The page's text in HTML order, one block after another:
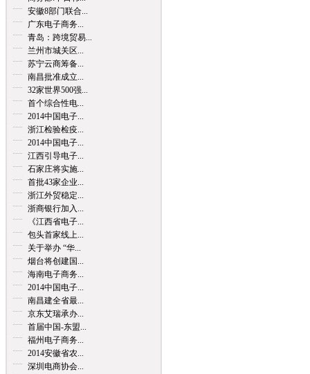
安徽8部门联合...
广东电子商务...
青岛：跨境贸易...
兰州市城关区...
苏宁云商筹备...
南昌批准成立...
32家世界500强...
首个综合性电...
2014中国电子...
浙江检验检疫...
2014中国电子...
江西引导电子...
石家庄将实施...
首批43家企业...
浙江外贸稳定...
浙商银行加入...
《江西省电子...
包头首家线上...
关于举办 “华...
烟台将创建国...
海南电子商务...
2014中国电子...
南昌建全省最...
京东艾瑞承办...
首届中国-东盟...
福州电子商务...
2014安徽省农...
深圳电商协会...